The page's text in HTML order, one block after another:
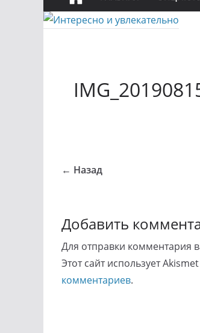
← Назад
Добавить
Для отправки комментария
Этот сайт использует
комментариев.